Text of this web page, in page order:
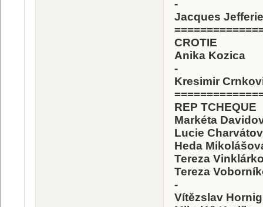
-
Jacques
CROTIE
Anika Kozica
-
Kresimir
REP TCHEQUE
Markéta
Lucie
Heda
Tereza
Tereza
-
Vítězslav Hornig